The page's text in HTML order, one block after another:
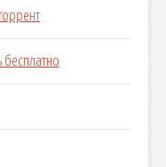
бесплатно